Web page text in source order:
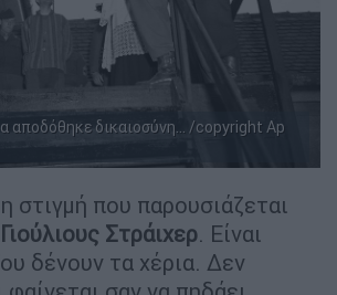
αποδόθηκε δικαιοσύνη... /copyright Ap
στιγμή που παρουσιάζεται
Γιούλιους Στράιχερ. Είναι
δένουν τα χέρια. Δεν